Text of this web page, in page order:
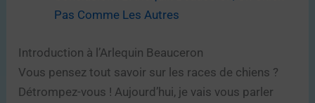
Pas Comme Les Autres
Introduction à l’Arlequin Beauceron
Vous pensez tout savoir sur les races de chiens ?
Détrompez-vous ! Aujourd’hui, je vais vous parler